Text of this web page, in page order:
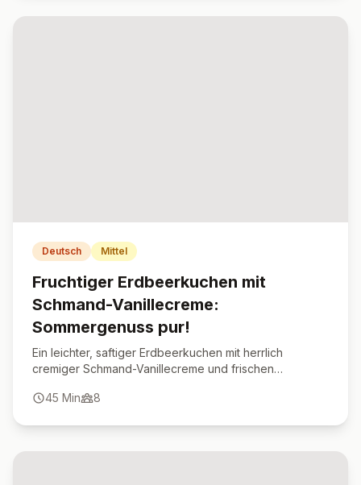
Deutsch Mittel
Fruchtiger Erdbeerkuchen mit
Schmand-Vanillecreme:
Sommergenuss pur!
Ein leichter, saftiger Erdbeerkuchen mit herrlich
cremiger Schmand-Vanillecreme und frischen
45 Min 8